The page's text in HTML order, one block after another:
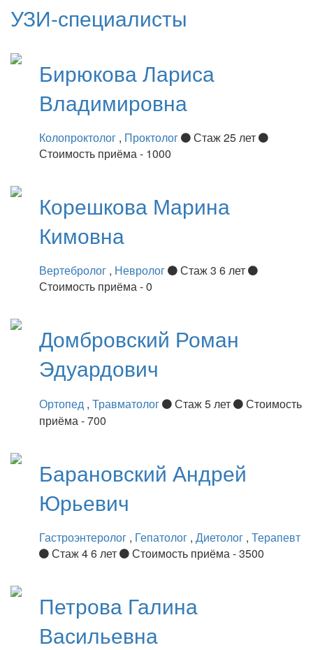
УЗИ-специалисты
БирюковаЛариса
Владимировна
Колопроктолог , Проктолог
Стаж 25 лет
Стоимость приёма - 1000
Корешкова Марина
Кимовна
Вертебролог , Невролог
Стаж 3 6 лет
Стоимость приёма - 0
Домбровский Роман
Эдуардович
Ортопед , Травматолог Стаж 5 лет
Стоимость
приёма - 700
Барановский Андрей
Юрьевич
Гастроэнтеролог , Гепатолог , Диетолог , Терапевт
Стаж 4 6 лет
Стоимость приёма - 3500
Петрова Галина
Васильевна